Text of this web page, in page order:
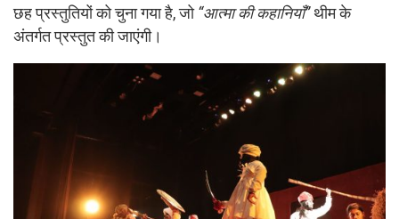
छह प्रस्तुतियों को चुना गया है, जो “आत्मा की कहानियाँ”थीम के
अंतर्गत प्रस्तुत की जाएंगी।